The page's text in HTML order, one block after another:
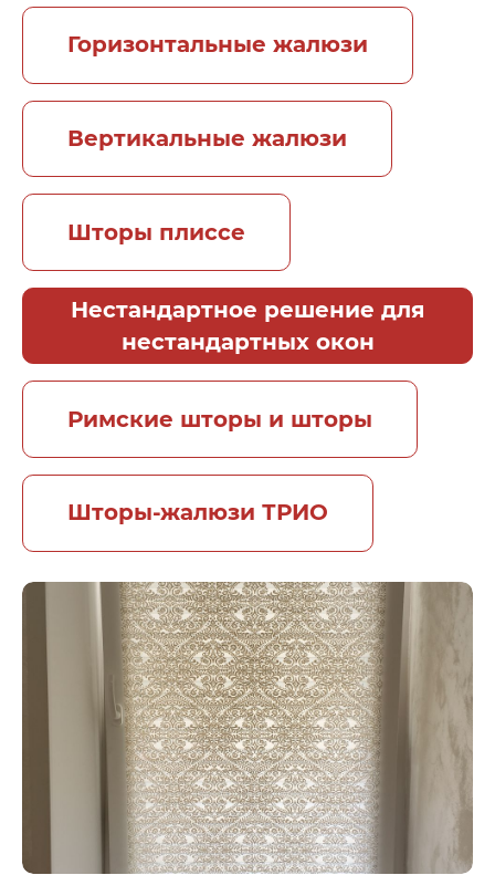
Горизонтальные жалюзи
Вертикальные жалюзи
Шторы плиссе
Нестандартное решение для
нестандартных окон
Римские шторы и шторы
Шторы-жалюзи ТРИО